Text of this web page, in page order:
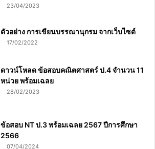
23/04/2023
ตัวอย่าง การเขียนบรรณานุกรม จากเว็บไซต์
17/02/2022
ดาวน์โหลด ข้อสอบคณิตศาสตร์ ป.4 จำนวน 11
หน่วย พร้อมเฉลย
28/02/2023
ข้อสอบ NT ป.3 พร้อมเฉลย 2567 ปีการศึกษา
2566
07/04/2024